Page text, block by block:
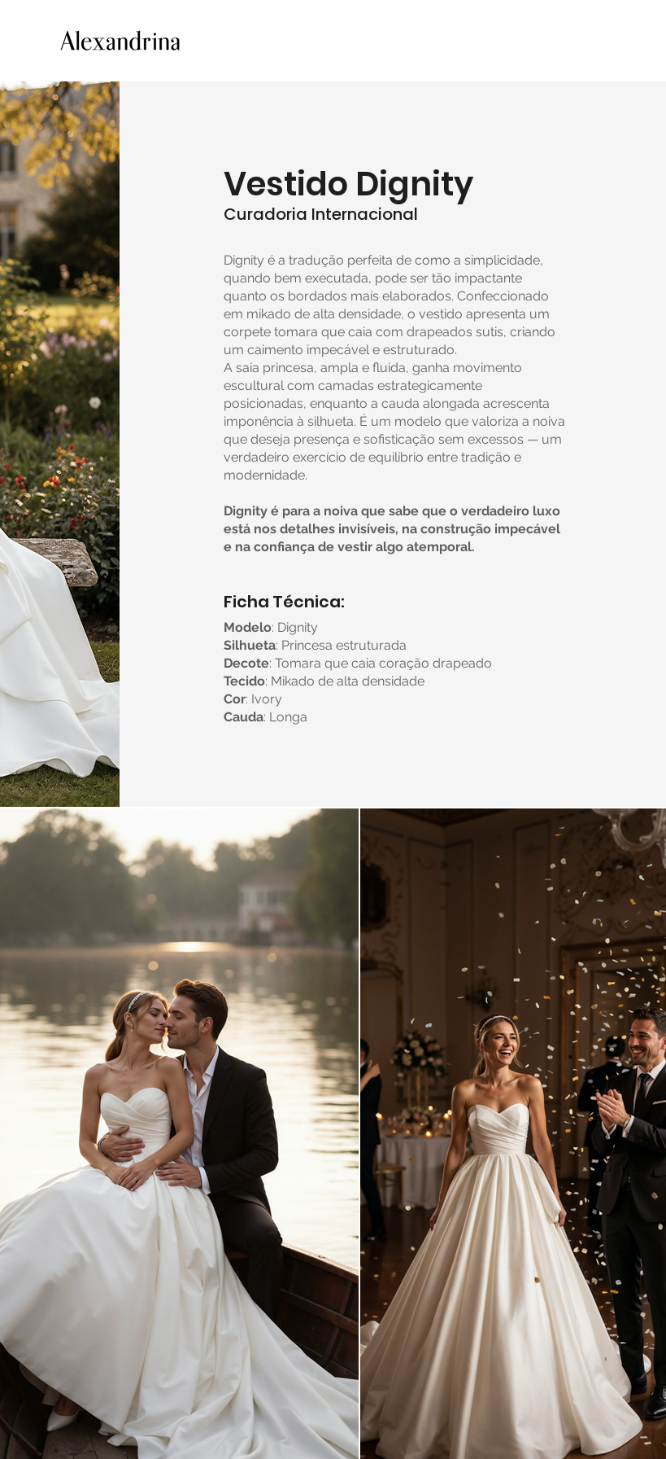
Vestido Dignity
Curadoria Internacional
Dignity é a tradução perfeita de como a simplicidade,
quando bem executada, pode ser tão impactante
quanto os bordados mais elaborados. Confeccionado
em mikado de alta densidade, o vestido apresenta um
corpete tomara que caia com drapeados sutis, criando
um caimento impecável e estruturado.
A saia princesa, ampla e fluida, ganha movimento
escultural com camadas estrategicamente
posicionadas, enquanto a cauda alongada acrescenta
imponência à silhueta. É um modelo que valoriza a noiva
que deseja presença e sofisticação sem excessos — um
verdadeiro exercício de equilíbrio entre tradição e
modernidade.
Dignity é para a noiva que sabe que o verdadeiro luxo
está nos detalhes invisíveis, na construção impecável
e na confiança de vestir algo atemporal.
Ficha Técnica:
Modelo: Dignity
Silhueta: Princesa estruturada
Decote: Tomara que caia coração drapeado
Tecido: Mikado de alta densidade
Cor: Ivory
Cauda: Longa